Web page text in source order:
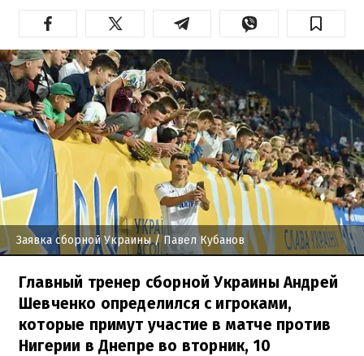
Заявка сборной Украины/ Павел Кубанов
Главный тренер сборной Украины Андрей
Шевченко определился с игроками,
которые примут участие в матче против
Нигерии в Днепре во вторник, 10